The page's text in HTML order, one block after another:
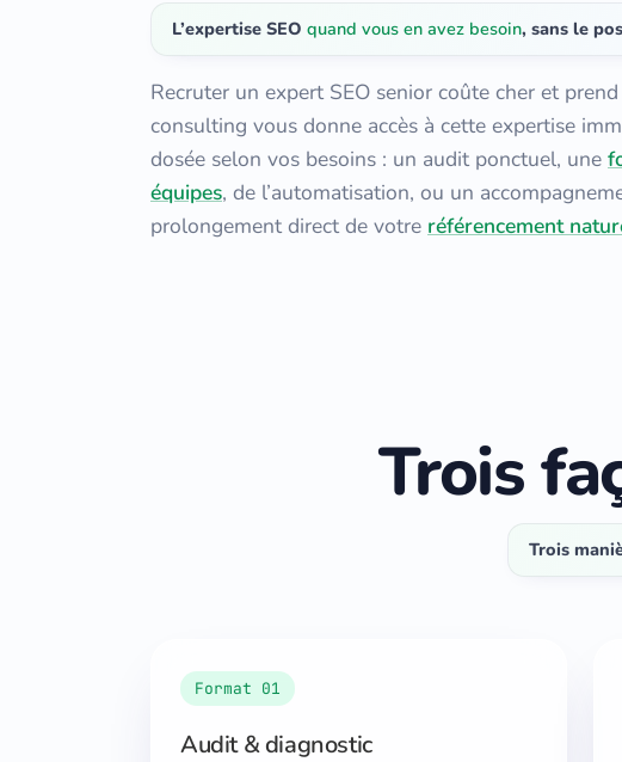
L’expertise SEO quand vous en avez besoin, sans le
Recruter un expert SEO senior coûte cher et
consulting vous donne accès à cette expertise
dosée selon vos besoins : un audit ponctuel, une
équipes, de l’automatisation, ou un
prolongement direct de votre référencement
Trois
Trois
Format 01
Audit & diagnostic